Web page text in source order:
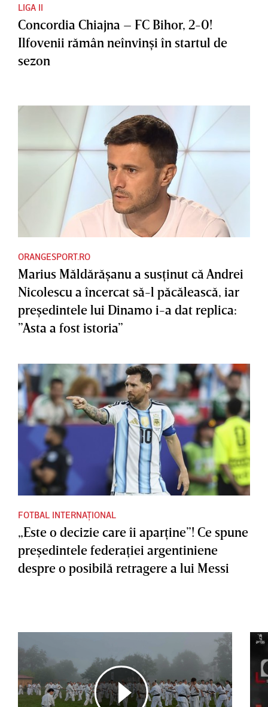
LIGA II
Concordia Chiajna – FC Bihor, 2-0!
Ilfovenii rămân neînvinşi în startul de
sezon
ORANGESPORT.RO
Marius Măldărăşanu a susţinut că Andrei
Nicolescu a încercat să-l păcălească, iar
preşedintele lui Dinamo i-a dat replica:
”Asta a fost istoria”
FOTBAL INTERNAȚIONAL
„Este o decizie care îi aparţine”! Ce spune
preşedintele federaţiei argentiniene
despre o posibilă retragere a lui Messi